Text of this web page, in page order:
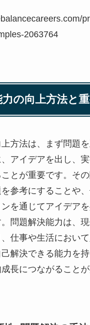
2063764
の向上方法と
方法は、まず問題
アイデアを出し、
とが重要です。その
参考にすることや
を通じてアイデア
問題解決能力は、
仕事や生活におい
解決できる能力を
長につながること